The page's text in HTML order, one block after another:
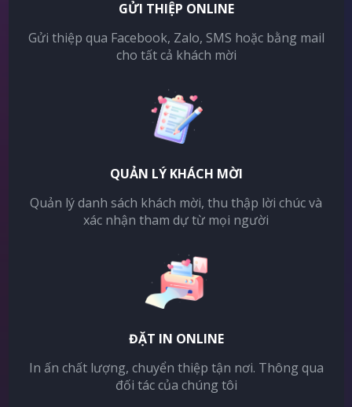
GỬI THIỆP ONLINE
Gửi thiệp qua Facebook, Zalo, SMS hoặc bằng mail
cho tất cả khách mời
QUẢN LÝ KHÁCH MỜI
Quản lý danh sách khách mời, thu thập lời chúc và
xác nhận tham dự từ mọi người
ĐẶT IN ONLINE
In ấn chất lượng, chuyển thiệp tận nơi. Thông qua
đối tác của chúng tôi